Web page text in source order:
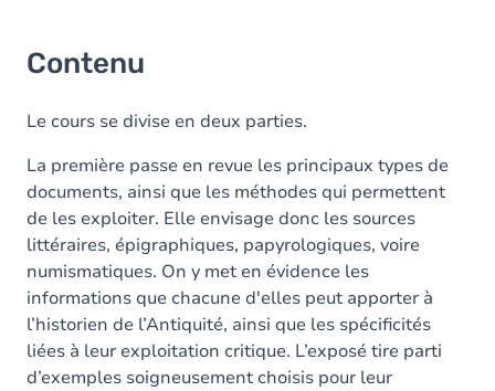
Contenu
Le cours se divise en deux parties.
La première passe en revue les principaux types de
documents, ainsi que les méthodes qui permettent
de les exploiter. Elle envisage donc les sources
littéraires, épigraphiques, papyrologiques, voire
numismatiques. On y met en évidence les
informations que chacune d'elles peut apporter à
l’historien de l’Antiquité, ainsi que les spécificités
liées à leur exploitation critique. L’exposé tire parti
d’exemples soigneusement choisis pour leur